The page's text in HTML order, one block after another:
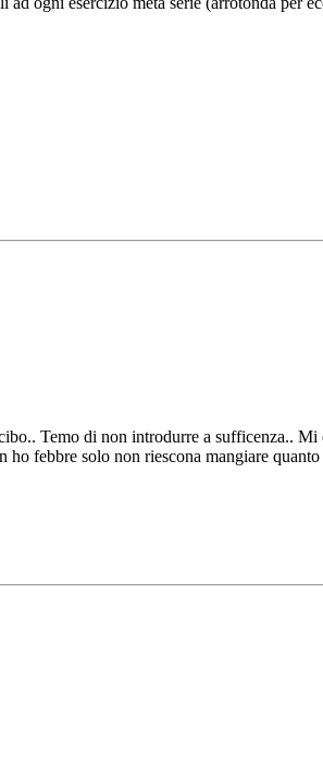
Temo di non introdurre a sufficenza.. Mi
febbre solo non riescona mangiare